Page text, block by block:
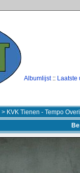
Albumlijst:: Laatste
> KVK Tienen - Tempo